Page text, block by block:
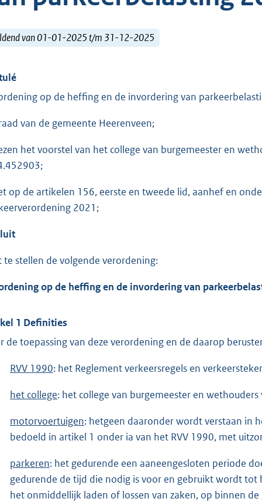
van 01-01-2025 t/m 31-12-2025
op de heffing en de invordering van
van de gemeente Heerenveen;
het voorstel van het college van burgemeester en
op de artikelen 156, eerste en tweede lid, aanhef en
2021;
te stellen de volgende verordening:
op de heffing en de invordering van
1 Definities
de toepassing van deze verordening en de daarop
RVV 1990: het Reglement verkeersregels en
het college: het college van burgemeester en wethouders
motorvoertuigen: hetgeen daaronder wordt verstaan in
bedoeld in artikel 1 onder ia van het RVV 1990, met
parkeren: het gedurende een aaneengesloten periode
gedurende de tijd die nodig is voor en gebruikt wordt
het onmiddellijk laden of lossen van zaken, op binnen